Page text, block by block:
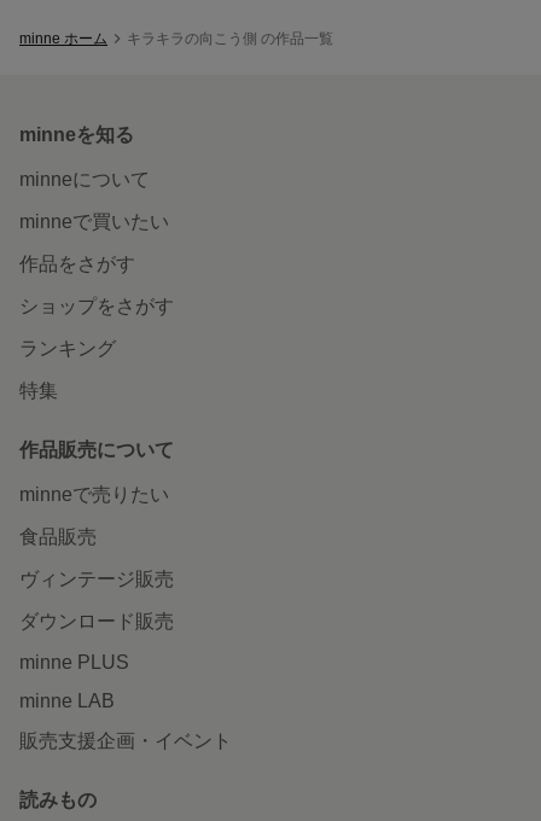
minne ホーム キラキラの向こう側 の作品一覧
minneを知る
minneについて
minneで買いたい
作品をさがす
ショップをさがす
ランキング
特集
作品販売について
minneで売りたい
食品販売
ヴィンテージ販売
ダウンロード販売
minne PLUS
minne LAB
販売支援企画・イベント
読みもの